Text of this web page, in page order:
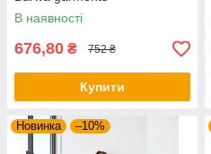
В наявності
676,80 ₴ 752 ₴
Купити
Новинка –10%